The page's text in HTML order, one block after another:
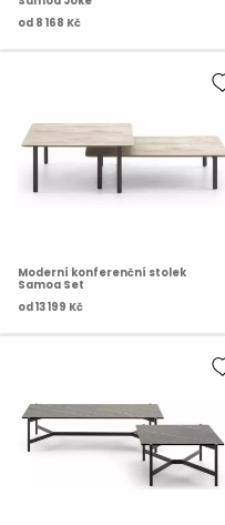
od 8 168 Kč
Moderní konferenční stolek
Samoa Set
od 13 199 Kč